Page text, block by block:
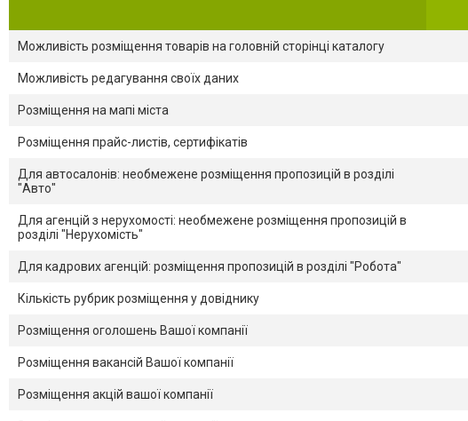
Можливість розміщення товарів на головній сторінці каталогу
Можливість редагування своїх даних
Розміщення на мапі міста
Розміщення прайс-листів, сертифікатів
Для автосалонів: необмежене розміщення пропозицій в розділі
"Авто"
Для агенцій з нерухомості: необмежене розміщення пропозицій в
розділі "Нерухомість"
Для кадрових агенцій: розміщення пропозицій в розділі "Робота"
Кількість рубрик розміщення у довіднику
Розміщення оголошень Вашої компанії
Розміщення вакансій Вашої компанії
Розміщення акцій вашої компанії